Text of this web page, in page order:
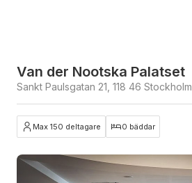
Van der Nootska Palatset
Sankt Paulsgatan 21, 118 46 Stockholm
Max 150 deltagare 0 bäddar